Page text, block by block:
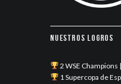
Nuestros logros
2 WSE
1 Supercopa de